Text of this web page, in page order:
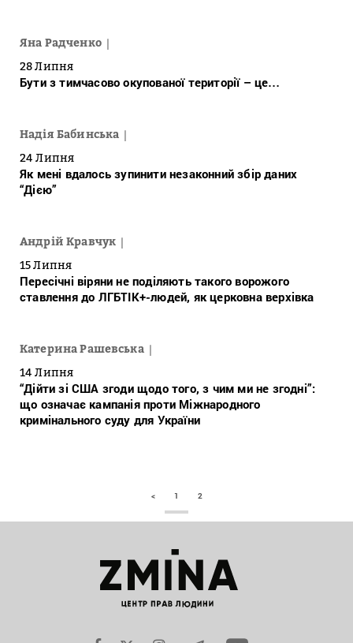
Яна Радченко
28 Липня
Бути з тимчасово окупованої території – це…
Надія Бабинська
24 Липня
Як мені вдалось зупинити незаконний збір даних
“Дією”
Андрій Кравчук
15 Липня
Пересічні віряни не поділяють такого ворожого
ставлення до ЛГБТІК+-людей, як церковна верхівка
Катерина Рашевська
14 Липня
“Дійти зі США згоди щодо того, з чим ми не згодні”:
що означає кампанія проти Міжнародного
кримінального суду для України
< 1 2